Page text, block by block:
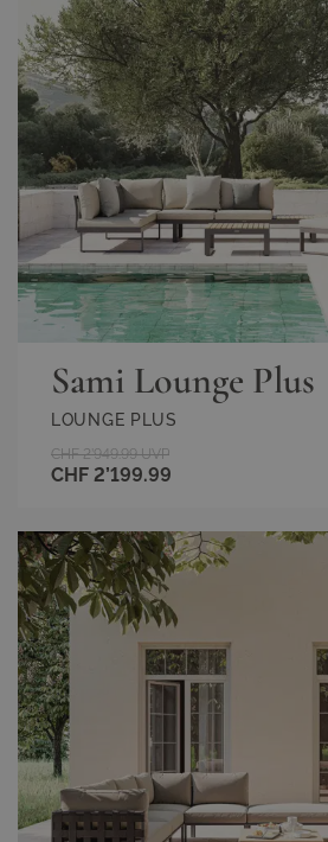
Sami Lounge Plus
LOUNGE PLUS
CHF 2’199.99
CHF 2’949.99 UVP